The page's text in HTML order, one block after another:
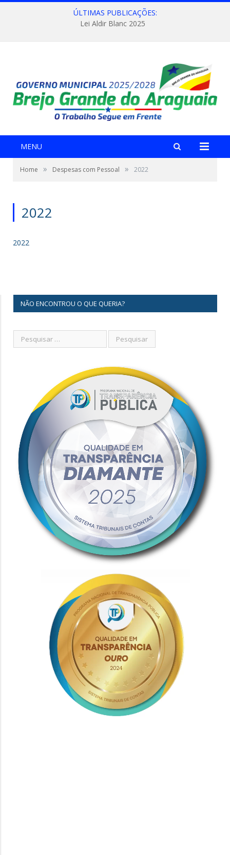
ÚLTIMAS PUBLICAÇÕES:
Lei Aldir Blanc 2025
MENU
Home » Despesas com Pessoal » 2022
2022
2022
NÃO ENCONTROU O QUE QUERIA?